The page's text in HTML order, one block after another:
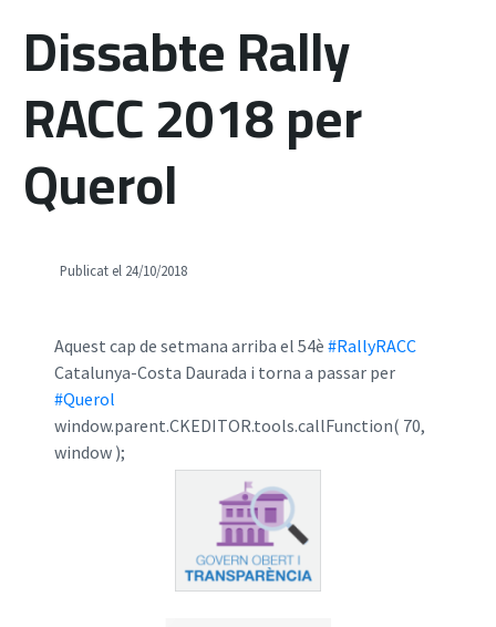
Dissabte Rally
RACC 2018 per
Querol
Publicat el 24/10/2018
Aquest cap de setmana arriba el 54è #RallyRACC
Catalunya-Costa Daurada i torna a passar per
#Querol
window.parent.CKEDITOR.tools.callFunction( 70,
window );